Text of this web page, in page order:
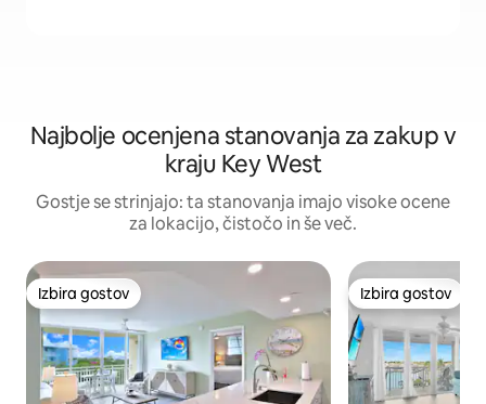
Najbolje ocenjena stanovanja za zakup v
kraju Key West
Gostje se strinjajo: ta stanovanja imajo visoke ocene
za lokacijo, čistočo in še več.
Izbira gostov
Izbira gostov Izbira gostov
Izbira gostov